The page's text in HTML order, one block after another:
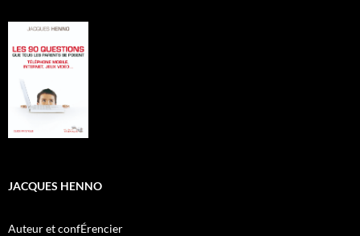
JACQUES HENNO
Auteur et confÉrencier